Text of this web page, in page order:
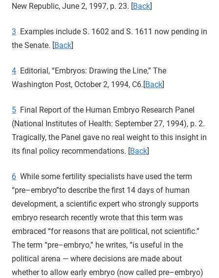
New Republic, June 2, 1997, p. 23. [Back]
3 Examples include S. 1602 and S. 1611 now pending in
the Senate. [Back]
4 Editorial, “Embryos: Drawing the Line,” The
Washington Post, October 2, 1994, C6.[Back]
5 Final Report of the Human Embryo Research Panel
(National Institutes of Health: September 27, 1994), p. 2.
Tragically, the Panel gave no real weight to this insight in
its final policy recommendations. [Back]
6 While some fertility specialists have used the term
“pre–embryo”to describe the first 14 days of human
development, a scientific expert who strongly supports
embryo research recently wrote that this term was
embraced “for reasons that are political, not scientific.”
The term “pre–embryo,” he writes, “is useful in the
political arena — where decisions are made about
whether to allow early embryo (now called pre–embryo)